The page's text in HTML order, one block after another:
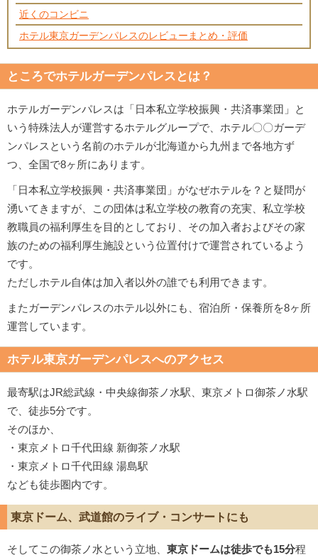
近くのコンビニ
ホテル東京ガーデンパレスのレビューまとめ・評価
ところでホテルガーデンパレスとは？
ホテルガーデンパレスは「日本私立学校振興・共済事業団」と
いう特殊法人が運営するホテルグループで、ホテル〇〇ガーデ
ンパレスという名前のホテルが北海道から九州まで各地方ず
つ、全国で8ヶ所にあります。
「日本私立学校振興・共済事業団」がなぜホテルを？と疑問が
湧いてきますが、この団体は私立学校の教育の充実、私立学校
教職員の福利厚生を目的としており、その加入者およびその家
族のための福利厚生施設という位置付けで運営されているよう
です。
ただしホテル自体は加入者以外の誰でも利用できます。
またガーデンパレスのホテル以外にも、宿泊所・保養所を8ヶ所
運営しています。
ホテル東京ガーデンパレスへのアクセス
最寄駅はJR総武線・中央線御茶ノ水駅、東京メトロ御茶ノ水駅
で、徒歩5分です。
そのほか、
・東京メトロ千代田線 新御茶ノ水駅
・東京メトロ千代田線 湯島駅
なども徒歩圏内です。
東京ドーム、武道館のライブ・コンサートにも
そしてこの御茶ノ水という立地、 東京ドームは徒歩でも15分程